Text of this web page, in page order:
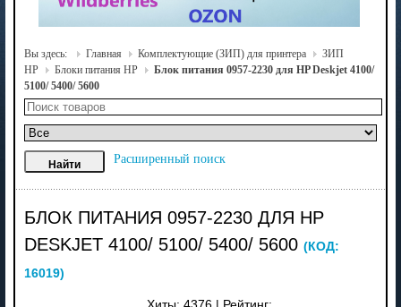
Вы здесь: Главная Комплектующие (ЗИП) для принтера
ЗИП
HP
Блоки питания HP
Блок питания 0957-2230 для HP Deskjet 4100/
5100/ 5400/ 5600
Расширенный поиск
БЛОК ПИТАНИЯ 0957-2230 ДЛЯ HP
DESKJET 4100/ 5100/ 5400/ 5600 (КОД:
16019)